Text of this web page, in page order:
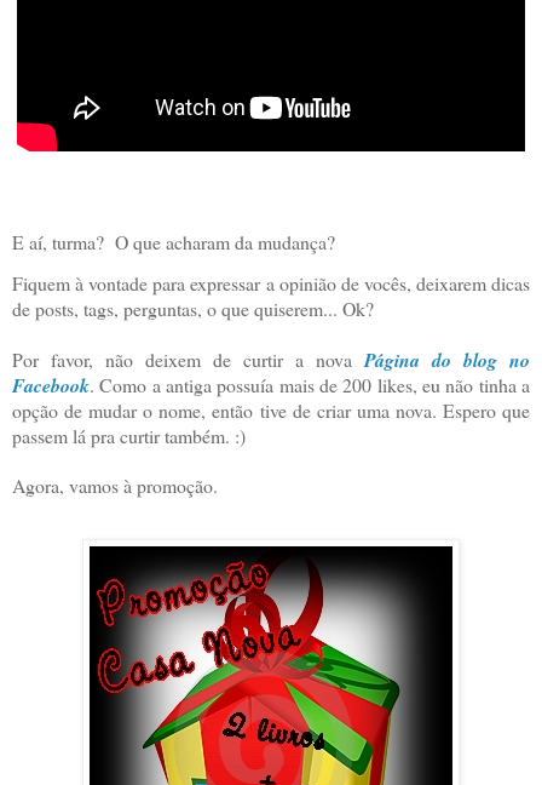
E aí, turma? O que acharam da mudança?
Fiquem à vontade para expressar a opinião de vocês, deixarem dicas
de posts, tags, perguntas, o que quiserem... Ok?
Por favor, não deixem de curtir a nova Página do blog no
Facebook. Como a antiga possuía mais de 200 likes, eu não tinha a
opção de mudar o nome, então tive de criar uma nova. Espero que
passem lá pra curtir também. :)
Agora, vamos à promoção.